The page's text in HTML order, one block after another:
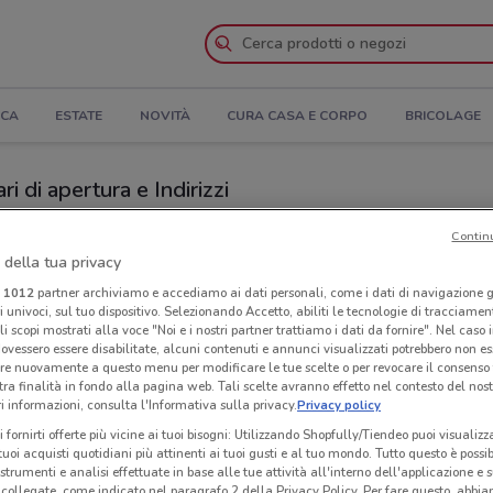
ESTATE NOVITÀ CURA CASA E CORPO BRICOLAGE
di apertura e Indirizzi
della tua privacy
1012partner archiviamo e accediamo ai dati personali, come i dati di navigazione
sul tuo dispositivo. Selezionando Accetto, abiliti le tecnologie di
scopi mostrati alla voce "Noi e i nostri partner trattiamo i dati da fornire". Nel caso
essere disabilitate, alcuni contenuti e annunci visualizzati potrebbero non
nuovamente a questo menu per modificare le tue scelte o per revocare il
finalità in fondo alla pagina web. Tali scelte avranno effetto nel contesto del
informazioni, consulta l'Informativa sulla privacy.Privacy policy
fornirti offerte più vicine ai tuoi bisogni: Utilizzando Shopfully/Tiendeo puoi
acquisti quotidiani più attinenti ai tuoi gusti e al tuo mondo. Tutto questo è
e analisi effettuate in base alle tue attività all'interno dell'applicazione e